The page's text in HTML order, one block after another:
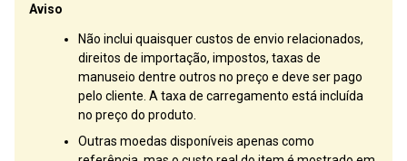
Aviso
Não inclui quaisquer custos de envio relacionados,
direitos de importação, impostos, taxas de
manuseio dentre outros no preço e deve ser pago
pelo cliente. A taxa de carregamento está incluída
no preço do produto.
Outras moedas disponíveis apenas como